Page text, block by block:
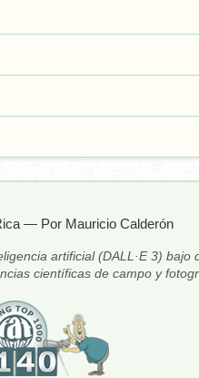
— Por Mauricio Calderón
artificial (DALL·E 3) bajo
científicas de campo y